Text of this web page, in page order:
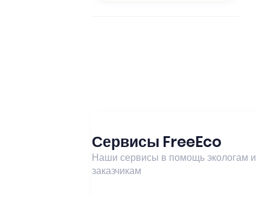
Сервисы FreeEco
Наши сервисы в помощь экологам и
заказчикам